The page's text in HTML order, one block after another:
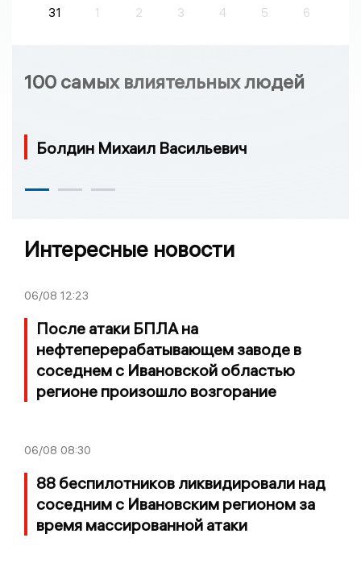
31
1 2 3 4 5 6
100 самых влиятельных людей
Болдин Михаил Васильевич
Интересные новости
06/08 12:23
После атаки БПЛА на
нефтеперерабатывающем заводе в
соседнем с Ивановской областью
регионе произошло возгорание
06/08 08:30
88 беспилотников ликвидировали над
соседним с Ивановским регионом за
время массированной атаки